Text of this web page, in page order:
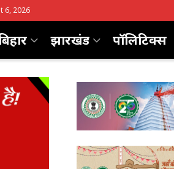
6, 2026
झारखंड पॉलिटिक्स